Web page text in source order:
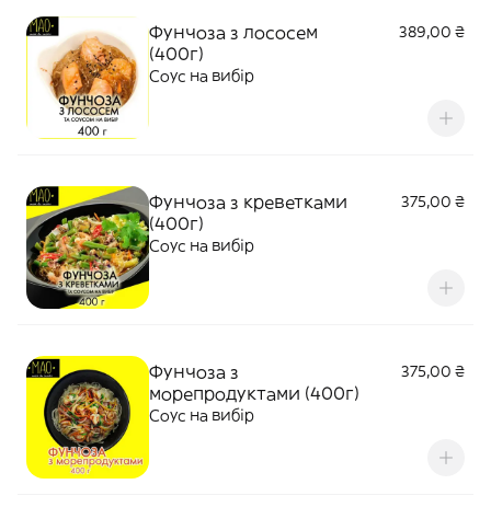
Фунчоза з лососем
(400г)
389,00 ₴
Соус на вибір
Фунчоза з креветками
(400г)
375,00 ₴
Соус на вибір
Фунчоза з
морепродуктами (400г)
375,00 ₴
Соус на вибір